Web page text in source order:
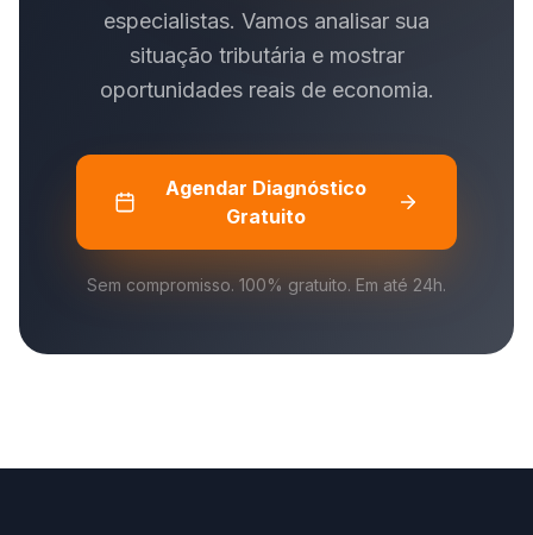
especialistas. Vamos analisar sua
situação tributária e mostrar
oportunidades reais de economia.
Agendar Diagnóstico
Gratuito
Sem compromisso. 100% gratuito. Em até 24h.